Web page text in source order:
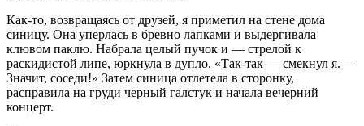
Как-то, возвращаясь от друзей, я приметил на стене дома
синицу. Она уперлась в бревно лапками и выдергивала
клювом паклю. Набрала целый пучок и — стрелой к
раскидистой липе, юркнула в дупло. «Так-так — смекнул я.—
Значит, соседи!» Затем синица отлетела в сторонку,
расправила на груди черный галстук и начала вечерний
концерт.